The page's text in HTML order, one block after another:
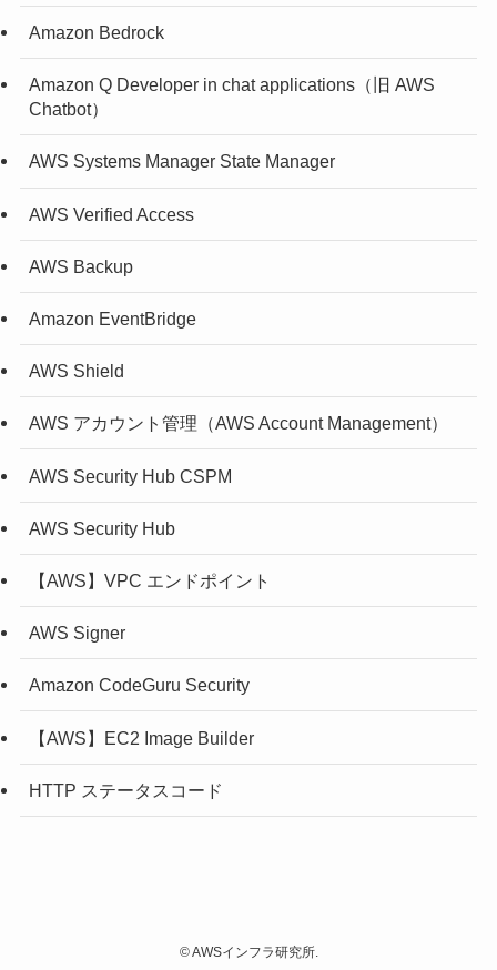
Amazon Bedrock
Amazon Q Developer in chat applications（旧 AWS
Chatbot）
AWS Systems Manager State Manager
AWS Verified Access
AWS Backup
Amazon EventBridge
AWS Shield
AWS アカウント管理（AWS Account Management）
AWS Security Hub CSPM
AWS Security Hub
【AWS】VPC エンドポイント
AWS Signer
Amazon CodeGuru Security
【AWS】EC2 Image Builder
HTTP ステータスコード
©AWSインフラ研究所.